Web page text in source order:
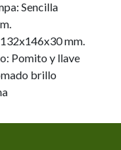
Sencilla
mm.
Pomito y llave
brillo